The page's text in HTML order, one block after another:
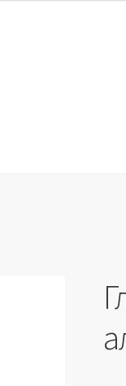
данных